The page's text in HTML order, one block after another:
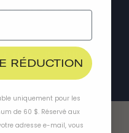
RÉDUCTION
uniquement pour les
de 60 $. Réservé aux
adresse e-mail, vous